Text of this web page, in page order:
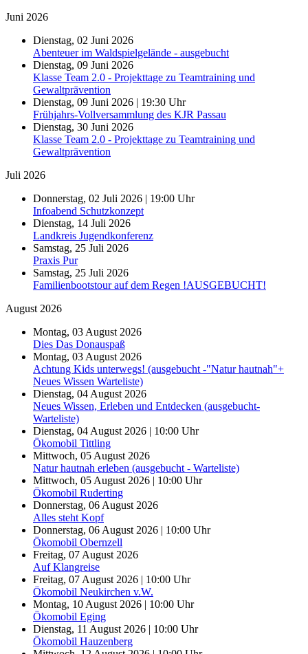
Juni 2026
Dienstag, 02 Juni 2026
Abenteuer im Waldspielgelände - ausgebucht
Dienstag, 09 Juni 2026
Klasse Team 2.0 - Projekttage zu Teamtraining und
Gewaltprävention
Dienstag, 09 Juni 2026 | 19:30 Uhr
Frühjahrs-Vollversammlung des KJR Passau
Dienstag, 30 Juni 2026
Klasse Team 2.0 - Projekttage zu Teamtraining und
Gewaltprävention
Juli 2026
Donnerstag, 02 Juli 2026 | 19:00 Uhr
Infoabend Schutzkonzept
Dienstag, 14 Juli 2026
Landkreis Jugendkonferenz
Samstag, 25 Juli 2026
Praxis Pur
Samstag, 25 Juli 2026
Familienbootstour auf dem Regen !AUSGEBUCHT!
August 2026
Montag, 03 August 2026
Dies Das Donauspaß
Montag, 03 August 2026
Achtung Kids unterwegs! (ausgebucht -"Natur hautnah"+
Neues Wissen Warteliste)
Dienstag, 04 August 2026
Neues Wissen, Erleben und Entdecken (ausgebucht-
Warteliste)
Dienstag, 04 August 2026 | 10:00 Uhr
Ökomobil Tittling
Mittwoch, 05 August 2026
Natur hautnah erleben (ausgebucht - Warteliste)
Mittwoch, 05 August 2026 | 10:00 Uhr
Ökomobil Ruderting
Donnerstag, 06 August 2026
Alles steht Kopf
Donnerstag, 06 August 2026 | 10:00 Uhr
Ökomobil Obernzell
Freitag, 07 August 2026
Auf Klangreise
Freitag, 07 August 2026 | 10:00 Uhr
Ökomobil Neukirchen v.W.
Montag, 10 August 2026 | 10:00 Uhr
Ökomobil Eging
Dienstag, 11 August 2026 | 10:00 Uhr
Ökomobil Hauzenberg